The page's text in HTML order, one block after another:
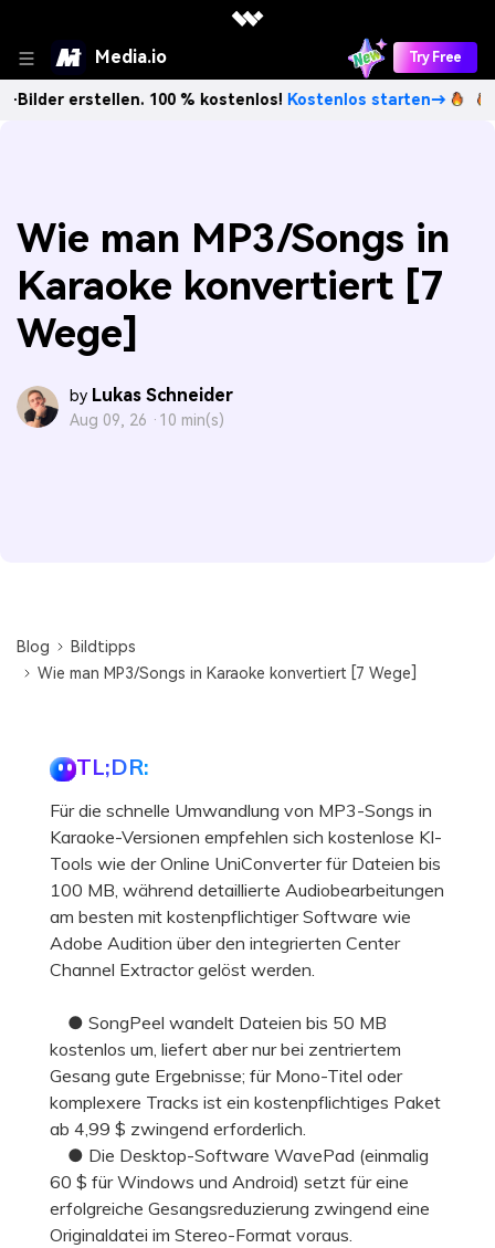
Media.io Try Free
100 % kostenlos!Kostenlos starten→
Wie man MP3/Songs in
Karaoke konvertiert [7
Wege]
by Lukas Schneider
Aug 09, 26 · 10 min(s)
Blog
Bildtipps
Wie man MP3/Songs in Karaoke konvertiert [7 Wege]
TL;DR:
Für die schnelle Umwandlung von MP3-Songs in
Karaoke-Versionen empfehlen sich kostenlose KI-
Tools wie der Online UniConverter für Dateien bis
100 MB, während detaillierte Audiobearbeitungen
am besten mit kostenpflichtiger Software wie
Adobe Audition über den integrierten Center
Channel Extractor gelöst werden.
● SongPeel wandelt Dateien bis 50 MB
kostenlos um, liefert aber nur bei zentriertem
Gesang gute Ergebnisse; für Mono-Titel oder
komplexere Tracks ist ein kostenpflichtiges Paket
ab 4,99 $ zwingend erforderlich.
● Die Desktop-Software WavePad (einmalig
60 $ für Windows und Android) setzt für eine
erfolgreiche Gesangsreduzierung zwingend eine
Originaldatei im Stereo-Format voraus.